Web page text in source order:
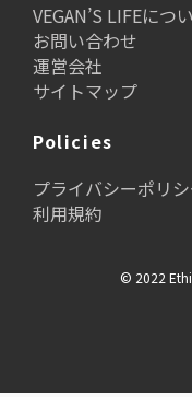
VEGAN’S LIFEにつ
お問い合わせ
運営会社
サイトマップ
Policies
プライバシーポリ
利用規約
© 2022